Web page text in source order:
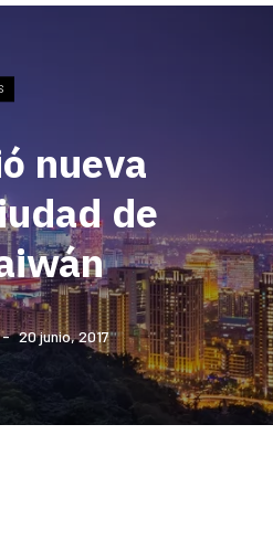
nueva
de
20 junio, 2017